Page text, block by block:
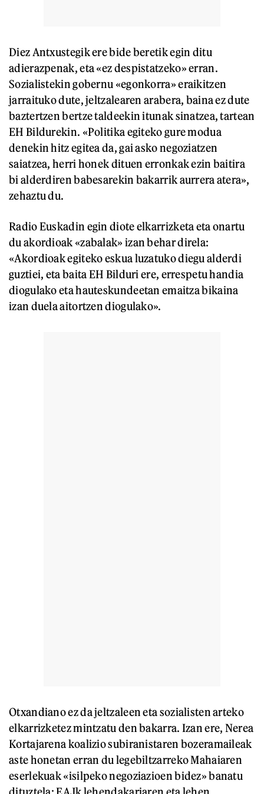
Diez Antxustegik ere bide beretik egin ditu
adierazpenak, eta «ez despistatzeko» erran.
Sozialistekin gobernu «egonkorra» eraikitzen
jarraituko dute, jeltzalearen arabera, baina ez dute
baztertzen bertze taldeekin itunak sinatzea, tartean
EH Bildurekin. «Politika egiteko gure modua
denekin hitz egitea da, gai asko negoziatzen
saiatzea, herri honek dituen erronkak ezin baitira
bi alderdiren babesarekin bakarrik aurrera atera»,
zehaztu du.
Radio Euskadin egin diote elkarrizketa eta onartu
du akordioak «zabalak» izan behar direla:
«Akordioak egiteko eskua luzatuko diegu alderdi
guztiei, eta baita EH Bilduri ere, errespetu handia
diogulako eta hauteskundeetan emaitza bikaina
izan duela aitortzen diogulako».
Otxandiano ez da jeltzaleen eta sozialisten arteko
elkarrizketez mintzatu den bakarra. Izan ere, Nerea
Kortajarena koalizio subiranistaren bozeramaileak
aste honetan erran du legebiltzarreko Mahaiaren
eserlekuak «isilpeko negoziazioen bidez» banatu
dituztela: EAJk lehendakariaren eta lehen